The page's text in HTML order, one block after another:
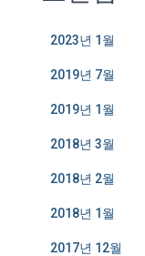
2023년 1월
2019년 7월
2019년 1월
2018년 3월
2018년 2월
2018년 1월
2017년 12월